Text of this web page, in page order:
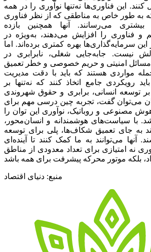
این فناوری‌‌‌ها نه‌تنها نوآوری را در همه
به طور خاص به مناطقی که از نظر فناوری
بیشتری می‌‌‌رسانند. آنها همچنین بازده
و فناوری را افزایش می‌دهند، به‌ویژه در
سرمایه‌گذاری‌‌‌ها بهره کمتری برده‌‌‌اند. اما
نیست. جابه‌جایی شغلی، نابرابری در
امنیتی و حریم خصوصی و خطر تعمیق
مواردی هستند که باید با دقت مدیریت
رویکردی جامع اتخاذ کنند که نه‌تنها بر
توسعه انسانی، برابری و حقوق شهروندی
می‌‌‌توان گفت، تجربه چین درسی مهم برای
مصنوعی و روباتیک، نوآوری این توان را
با سیاست‌‌‌های هوشمندانه و انسان‌‌‌محور،
به جای تعمیق شکاف‌‌‌ها، پلی برای توسعه
آنها می‌‌‌توانند به ما کمک کنند تا آینده‌‌‌ای
نه امتیازی برای تعداد معدودی از مناطق
منبع: دنیای اقتصاد